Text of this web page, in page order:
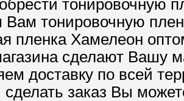
тонировочную
Вам тонировочную
пленка Хамелеон
сделают Вашу
доставку по всей
сделать заказ Вы